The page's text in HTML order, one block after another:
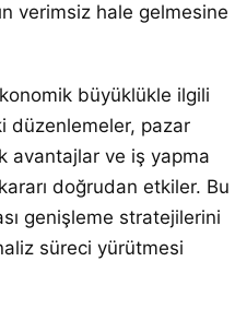
verimsiz hale gelmesine
büyüklükle ilgili
düzenlemeler, pazar
avantajlar ve iş yapma
doğrudan etkiler. Bu
genişleme stratejilerini
süreci yürütmesi